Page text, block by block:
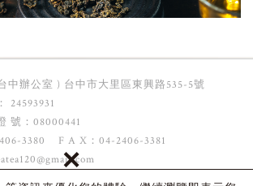
×
中辦公室 ) 台中市大里區東興路535-5號
24593931
號：08000441
3380 F A X：04-2406-3381